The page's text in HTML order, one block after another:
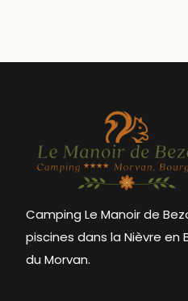
Camping Le Manoir de
piscines dans la Nièvre en
du Morvan.